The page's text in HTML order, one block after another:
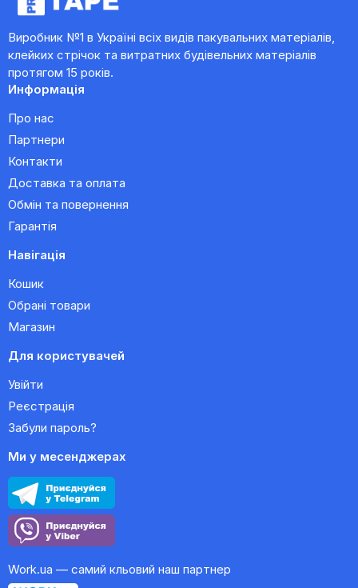
Виробник №1 в Україні всіх видів пакувальних матеріалів,
клейких стрічок та витратних будівельних матеріалів
протягом 15 років.
Информація
Про нас
Партнери
Контакти
Доставка та оплата
Обмін та повернення
Гарантія
Навігація
Кошик
Обрані товари
Магазин
Для користувачей
Увійти
Реєстрація
Забули пароль?
Ми у месенджерах
Work.ua — самий кльовий наш партнер